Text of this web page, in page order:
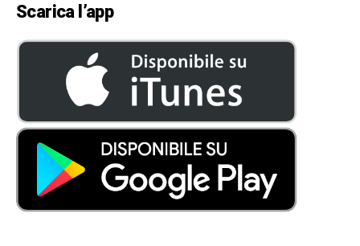
Scarica l’app